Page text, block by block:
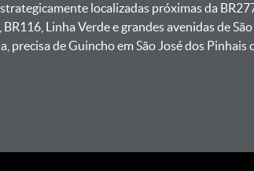
localizadas próximas da
Linha Verde e grandes avenidas de
precisa de Guincho em São José dos